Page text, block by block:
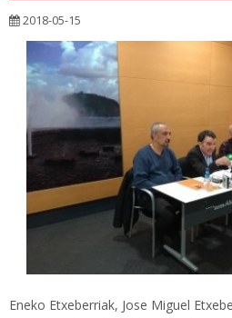
2018-05-15
Eneko Etxeberriak, Jose Miguel